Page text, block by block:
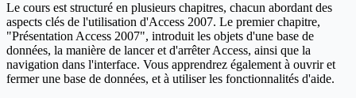
Le cours est structuré en plusieurs chapitres, chacun abordant des
aspects clés de l'utilisation d'Access 2007. Le premier chapitre,
"Présentation Access 2007", introduit les objets d'une base de
données, la manière de lancer et d'arrêter Access, ainsi que la
navigation dans l'interface. Vous apprendrez également à ouvrir et
fermer une base de données, et à utiliser les fonctionnalités d'aide.